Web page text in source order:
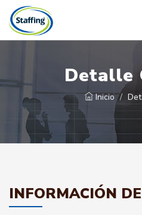
Detalle
Inicio
INFORMACIÓN